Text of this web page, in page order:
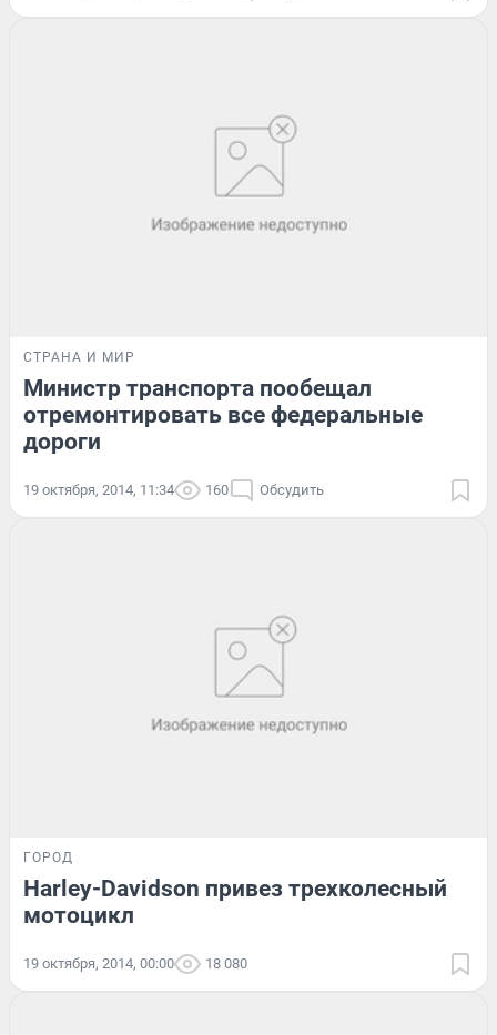
СТРАНА И МИР
Министр транспорта пообещал
отремонтировать все федеральные
дороги
19 октября, 2014, 11:34 160 Обсудить
ГОРОД
Harley-Davidson привез трехколесный
мотоцикл
19 октября, 2014, 00:00 18 080